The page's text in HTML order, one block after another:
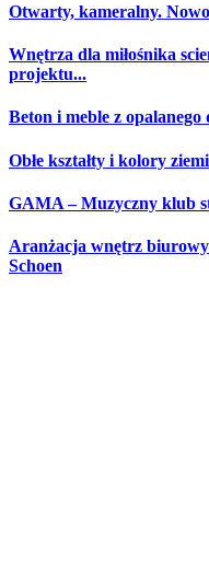
Otwarty, kameralny.
Wnętrza dla miłośnika
projektu...
Beton i meble z
Obłe kształty i kolory
GAMA – Muzyczny klub
Aranżacja wnętrz
Schoen